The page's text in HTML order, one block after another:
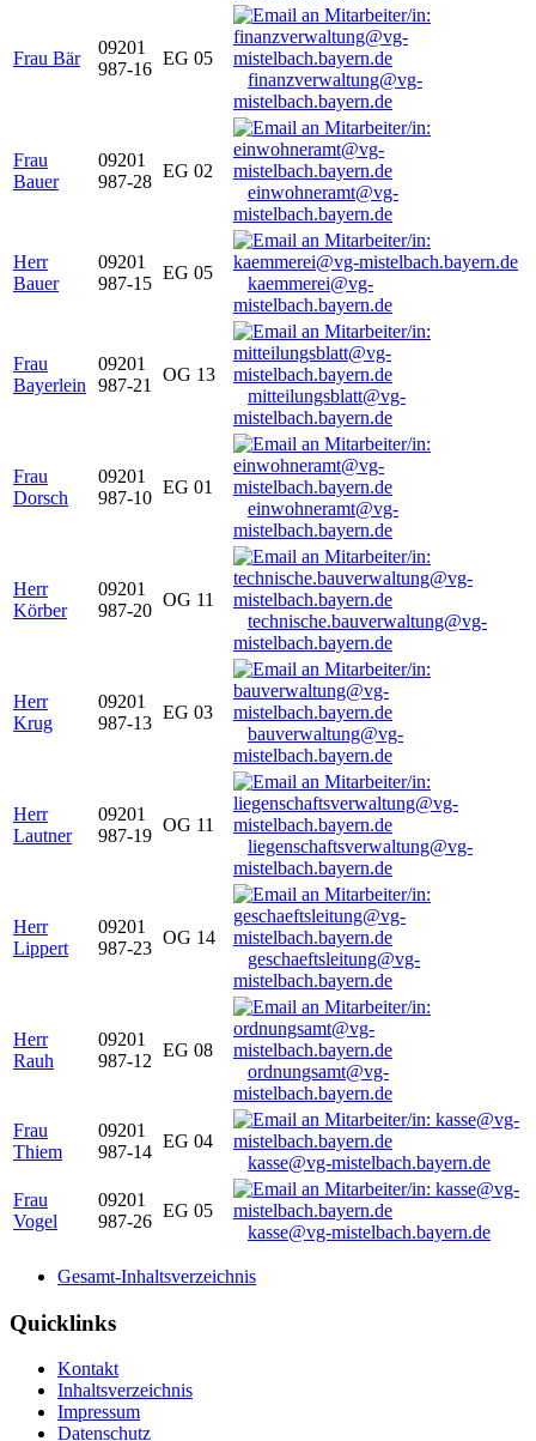
Frau Bär
09201
987-16
EG 05
finanzverwaltung@vg-
mistelbach.bayern.de
Frau
Bauer
09201
987-28
EG 02
einwohneramt@vg-
mistelbach.bayern.de
Herr
Bauer
09201
987-15
EG 05
kaemmerei@vg-
mistelbach.bayern.de
Frau
Bayerlein
09201
987-21
OG 13
mitteilungsblatt@vg-
mistelbach.bayern.de
Frau
Dorsch
09201
987-10
EG 01
einwohneramt@vg-
mistelbach.bayern.de
Herr
Körber
09201
987-20
OG 11
technische.bauverwaltung@vg-
mistelbach.bayern.de
Herr
Krug
09201
987-13
EG 03
bauverwaltung@vg-
mistelbach.bayern.de
Herr
Lautner
09201
987-19
OG 11
liegenschaftsverwaltung@vg-
mistelbach.bayern.de
Herr
Lippert
09201
987-23
OG 14
geschaeftsleitung@vg-
mistelbach.bayern.de
Herr
Rauh
09201
987-12
EG 08
ordnungsamt@vg-
mistelbach.bayern.de
Frau
Thiem
09201
987-14
EG 04
kasse@vg-mistelbach.bayern.de
Frau
Vogel
09201
987-26
EG 05
kasse@vg-mistelbach.bayern.de
Gesamt-Inhaltsverzeichnis
Quicklinks
Kontakt
Inhaltsverzeichnis
Impressum
Datenschutz